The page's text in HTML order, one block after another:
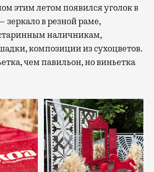
этим летом появился уголок в
зеркало в резной раме,
наличникам,
композиции из сухоцветов.
чем павильон, но виньетка